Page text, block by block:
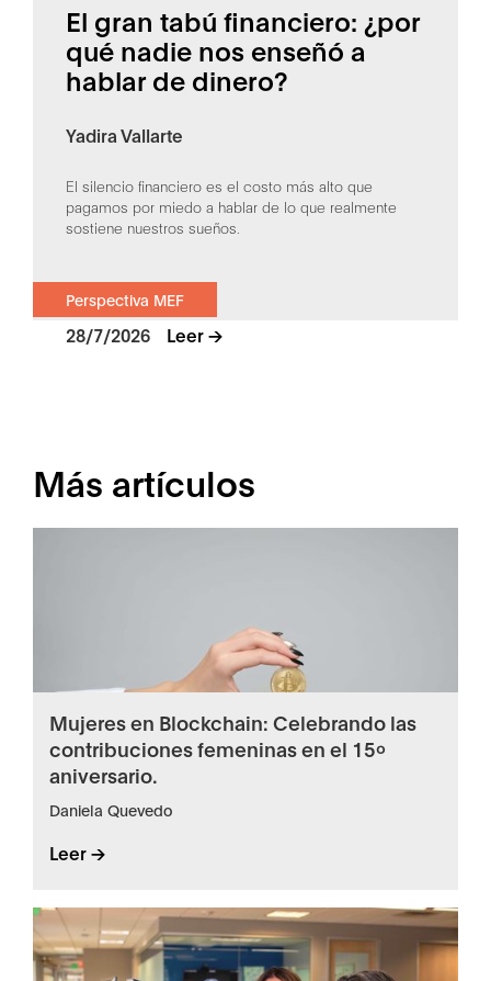
El gran tabú financiero: ¿por
qué nadie nos enseñó a
hablar de dinero?
Yadira Vallarte
El silencio financiero es el costo más alto que
pagamos por miedo a hablar de lo que realmente
sostiene nuestros sueños.
28/7/2026 Leer ->
Perspectiva MEF
Más artículos
Mujeres en Blockchain: Celebrando las
contribuciones femeninas en el 15º
aniversario.
Daniela Quevedo
Leer ->